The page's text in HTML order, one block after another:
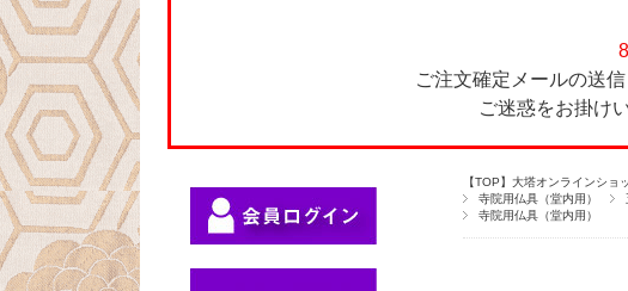
ご注文確定メールの送
ご迷惑をお掛け
【TOP】大塔オンラインショ
寺院用仏具（堂内用）
寺院用仏具（堂内用）